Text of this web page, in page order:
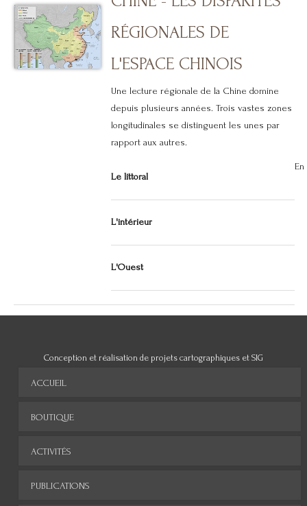
RÉGIONALES DE
L'ESPACE CHINOIS
Une lecture régionale de la Chine domine
depuis plusieurs années. Trois vastes zones
longitudinales se distinguent les unes par
rapport aux autres.
Le littoral
L'intérieur
L'Ouest
En
Conception et réalisation de projets cartographiques et SIG
ACCUEIL
BOUTIQUE
ACTIVITÉS
PUBLICATIONS